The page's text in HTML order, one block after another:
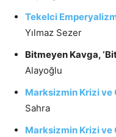
Tekelci
Yılmaz Sezer
Bitmeyen Kavga,
Alayoğlu
Marksizmin Krizi ve
Sahra
Marksizmin Krizi ve